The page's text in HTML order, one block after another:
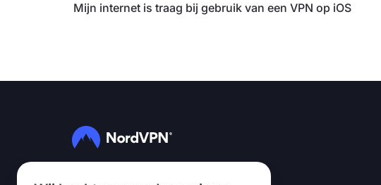
Mijn internet is traag bij gebruik van een VPN op iOS